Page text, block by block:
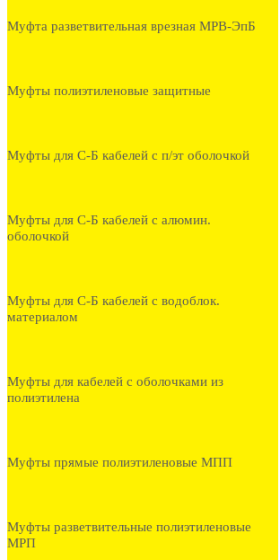
Муфта разветвительная врезная МРВ-ЭпБ
Муфты полиэтиленовые защитные
Муфты для С-Б кабелей с п/эт оболочкой
Муфты для С-Б кабелей с алюмин.
оболочкой
Муфты для С-Б кабелей с водоблок.
материалом
Муфты для кабелей с оболочками из
полиэтилена
Муфты прямые полиэтиленовые МПП
Муфты разветвительные полиэтиленовые
МРП